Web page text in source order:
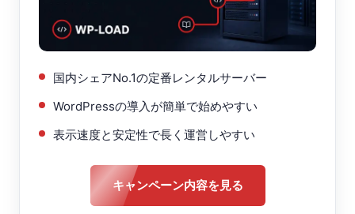
国内シェアNo.1の定番レンタルサーバー
WordPressの導入が簡単で始めやすい
表示速度と安定性で長く運営しやすい
キャンペーン内容を見る